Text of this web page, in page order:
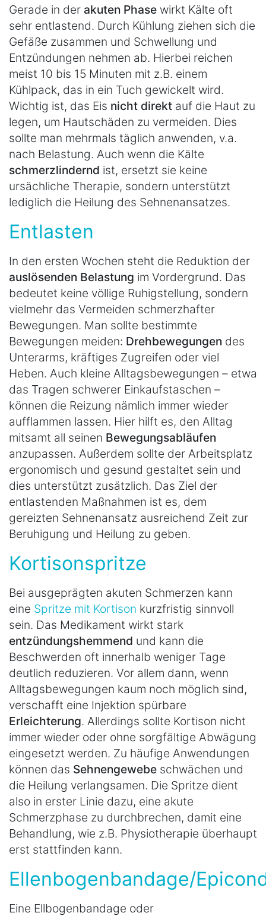
Gerade in der akuten Phase wirkt Kälte oft
sehr entlastend. Durch Kühlung ziehen sich die
Gefäße zusammen und Schwellung und
Entzündungen nehmen ab. Hierbei reichen
meist 10 bis 15 Minuten mit z.B. einem
Kühlpack, das in ein Tuch gewickelt wird.
Wichtig ist, das Eis nicht direkt auf die Haut zu
legen, um Hautschäden zu vermeiden. Dies
sollte man mehrmals täglich anwenden, v.a.
nach Belastung. Auch wenn die Kälte
schmerzlindernd ist, ersetzt sie keine
ursächliche Therapie, sondern unterstützt
lediglich die Heilung des Sehnenansatzes.
Entlasten
In den ersten Wochen steht die Reduktion der
auslösenden Belastung im Vordergrund. Das
bedeutet keine völlige Ruhigstellung, sondern
vielmehr das Vermeiden schmerzhafter
Bewegungen. Man sollte bestimmte
Bewegungen meiden: Drehbewegungen des
Unterarms, kräftiges Zugreifen oder viel
Heben. Auch kleine Alltagsbewegungen – etwa
das Tragen schwerer Einkaufstaschen –
können die Reizung nämlich immer wieder
aufflammen lassen. Hier hilft es, den Alltag
mitsamt all seinen Bewegungsabläufen
anzupassen. Außerdem sollte der Arbeitsplatz
ergonomisch und gesund gestaltet sein und
dies unterstützt zusätzlich. Das Ziel der
entlastenden Maßnahmen ist es, dem
gereizten Sehnenansatz ausreichend Zeit zur
Beruhigung und Heilung zu geben.
Kortisonspritze
Bei ausgeprägten akuten Schmerzen kann
eine Spritze mit Kortison kurzfristig sinnvoll
sein. Das Medikament wirkt stark
entzündungshemmend und kann die
Beschwerden oft innerhalb weniger Tage
deutlich reduzieren. Vor allem dann, wenn
Alltagsbewegungen kaum noch möglich sind,
verschafft eine Injektion spürbare
Erleichterung. Allerdings sollte Kortison nicht
immer wieder oder ohne sorgfältige Abwägung
eingesetzt werden. Zu häufige Anwendungen
können das Sehnengewebe schwächen und
die Heilung verlangsamen. Die Spritze dient
also in erster Linie dazu, eine akute
Schmerzphase zu durchbrechen, damit eine
Behandlung, wie z.B. Physiotherapie überhaupt
erst stattfinden kann.
Ellenbogenbandage/
Eine Ellbogenbandage oder